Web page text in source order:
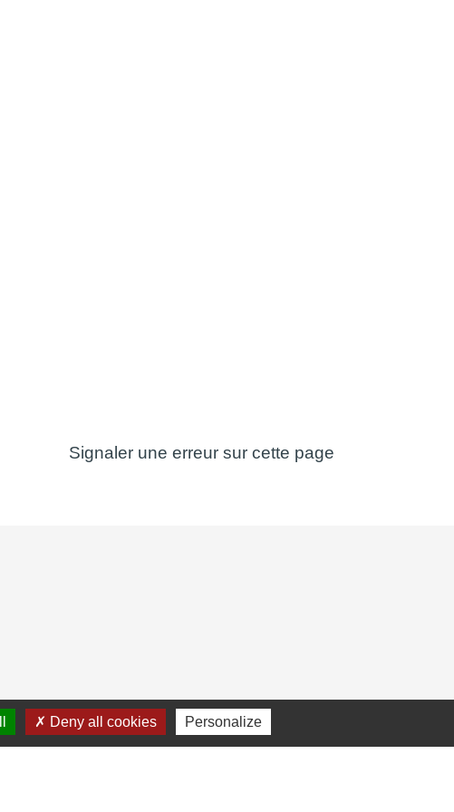
Signaler une erreur sur cette page
Deny all cookies Personalize